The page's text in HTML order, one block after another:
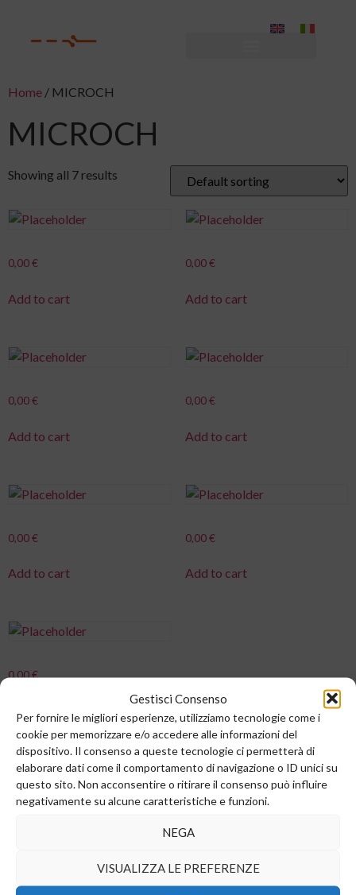
Gestisci Consenso
Per fornire le migliori esperienze, utilizziamo tecnologie come i
cookie per memorizzare e/o accedere alle informazioni del
dispositivo. Il consenso a queste tecnologie ci permetterà di
elaborare dati come il comportamento di navigazione o ID unici su
questo sito. Non acconsentire o ritirare il consenso può influire
negativamente su alcune caratteristiche e funzioni.
NEGA
VISUALIZZA LE PREFERENZE
Home / MICROCH
MICROCH
Showing all 7 results
0,00€
Add to cart
0,00€
Add to cart
0,00€
Add to cart
0,00€
Add to cart
0,00€
Add to cart
0,00€
Add to cart
0,00€
Add to cart